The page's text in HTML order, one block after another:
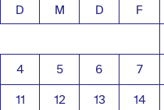
D M D F
4 5 6 7
11 12 13 14